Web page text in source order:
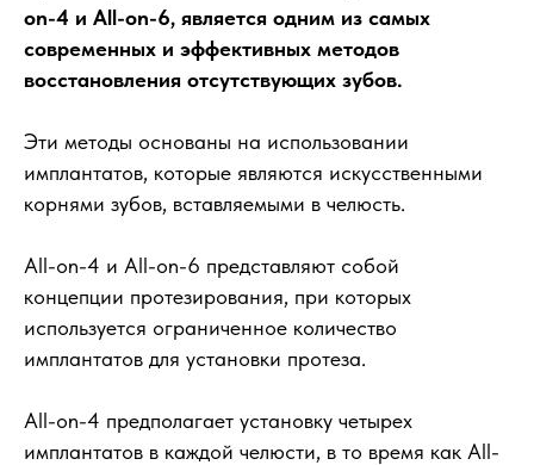
on-4 и All-on-6, является одним из самых
современных и эффективных методов
восстановления отсутствующих зубов.
Эти методы основаны на использовании
имплантатов, которые являются искусственными
корнями зубов, вставляемыми в челюсть.
All-on-4 и All-on-6 представляют собой
концепции протезирования, при которых
используется ограниченное количество
имплантатов для установки протеза.
All-on-4 предполагает установку четырех
имплантатов в каждой челюсти, в то время как All-